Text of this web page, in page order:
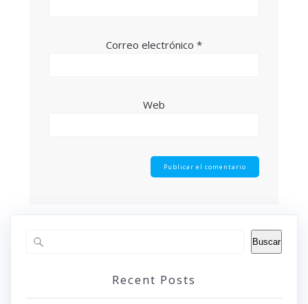
Correo electrónico *
Web
Buscar
Recent Posts